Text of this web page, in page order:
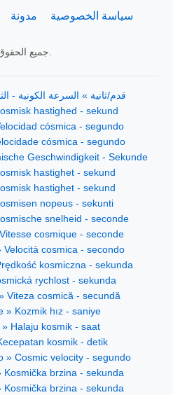
مدونة سياسة الخصوصية
قدم/ثانية » السرعة الكونية -
hastighed - sekund
cósmica - segundo
cósmica - segundo
Geschwindigkeit - Sekunde
hastighet - sekund
hastighet - sekund
nopeus - sekunti
snelheid - seconde
cosmique - seconde
cosmica - secondo
kosmiczna - sekunda
rychlost - sekunda
Viteza cosmică - secundă
» Kozmik hız - saniye
Halaju kosmik - saat
kosmik - detik
» Cosmic velocity - segundo
Kosmička brzina - sekunda
Kosmička brzina - sekunda